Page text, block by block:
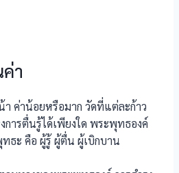
า
ค่าน้อยหรือมาก วัดที่แต่ละก้าว
ารตื่นรู้ได้เพียงใด พระพุทธองค์
ธะ คือ ผู้รู้ ผู้ตื่น ผู้เบิกบาน